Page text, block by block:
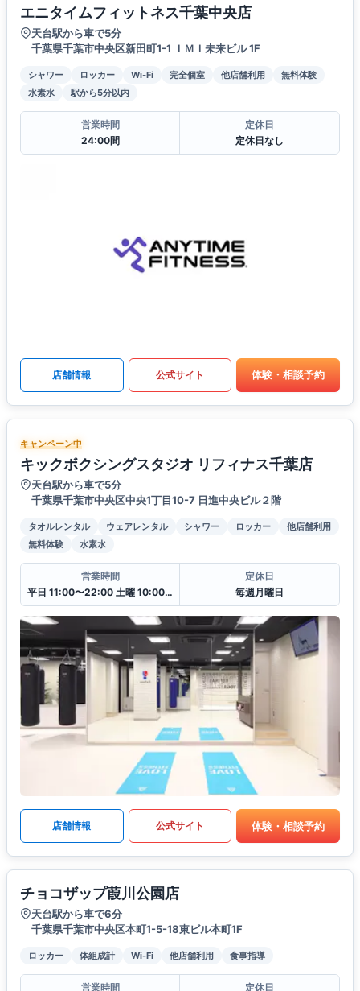
エニタイムフィットネス千葉中央店
天台駅から車で5分
千葉県千葉市中央区新田町1-1 ＩＭＩ未来ビル 1F
シャワー ロッカー Wi-Fi 完全個室 他店舗利用
無料体験
水素水
駅から5分以内
営業時間
24:00間
定休日
定休日なし
店舗情報 公式サイト 体験・相談予約
キャンペーン中
キックボクシングスタジオ リフィナス千葉店
天台駅から車で5分
千葉県千葉市中央区中央1丁目10-7 日進中央ビル２階
タオルレンタル ウェアレンタル シャワー ロッカー
他店舗利用
無料体験
水素水
営業時間
平日 11:00〜22:00 土曜 10:00〜20:00 日・祝 10:00〜18:00
定休日
毎週月曜日
店舗情報 公式サイト 体験・相談予約
チョコザップ葭川公園店
天台駅から車で6分
千葉県千葉市中央区本町1-5-18東ビル本町1F
ロッカー 体組成計 Wi-Fi 他店舗利用 食事指導
営業時間 定休日